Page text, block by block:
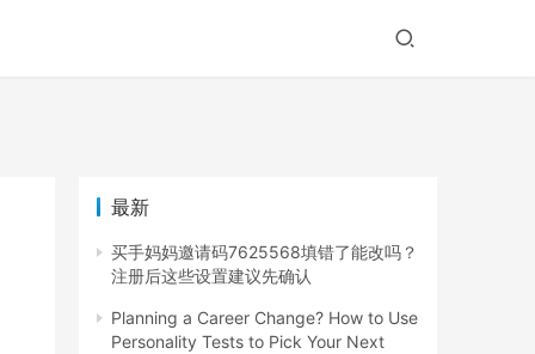
最新
买手妈妈邀请码7625568填错了能改吗？
注册后这些设置建议先确认
Planning a Career Change? How to Use
Personality Tests to Pick Your Next